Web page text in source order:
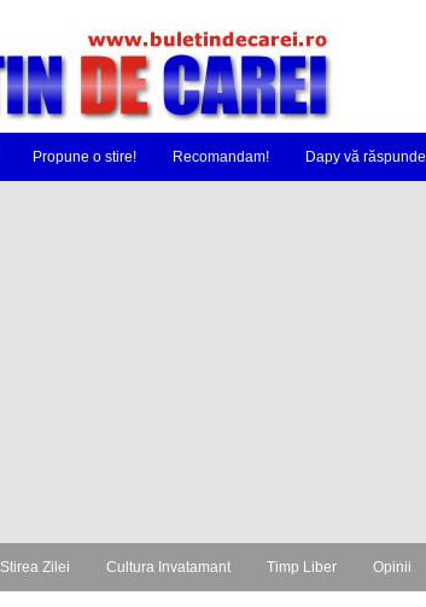
Propune o stire! Recomandam! Dapy vă răspunde
Stirea Zilei Cultura Invatamant Timp Liber Opinii